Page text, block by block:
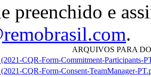
preenchido e
.
ARQUIVOS PARA